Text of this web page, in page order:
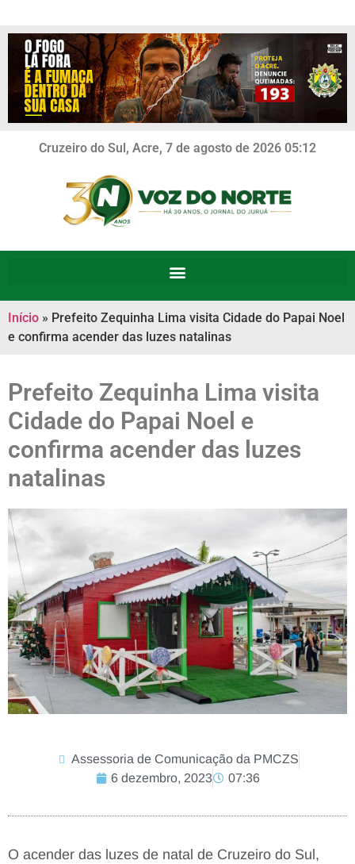
Cruzeiro do Sul, Acre, 7 de agosto de 2026 05:12
Início » Prefeito Zequinha Lima visita Cidade do Papai Noel
e confirma acender das luzes natalinas
Prefeito Zequinha Lima visita
Cidade do Papai Noel e
confirma acender das luzes
natalinas
Assessoria de Comunicação da PMCZS
6 dezembro, 2023
07:36
O acender das luzes de natal de Cruzeiro do Sul,